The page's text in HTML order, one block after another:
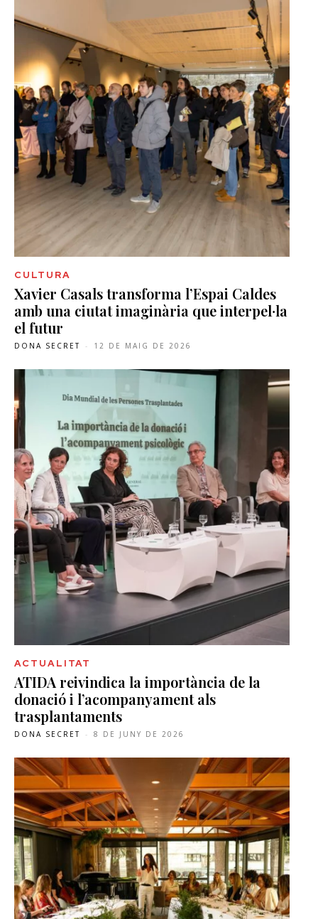
CULTURA
Xavier Casals transforma l’Espai Caldes
amb una ciutat imaginària que interpel·la
el futur
DONA SECRET - 12 DE MAIG DE 2026
ACTUALITAT
ATIDA reivindica la importància de la
donació i l’acompanyament als
trasplantaments
DONA SECRET - 8 DE JUNY DE 2026